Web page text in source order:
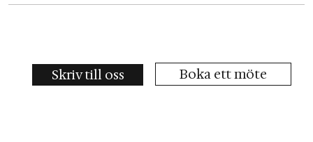
Skriv till oss Boka ett möte